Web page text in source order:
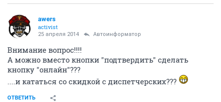
awers
activist
25 апреля 2014 Автоинформатор
Внимание вопрос!!!!
А можно вместо кнопки "подтвердить" сделать
кнопку "онлайн"???
....и кататься со скидкой с диспетчерских???
ОТВЕТИТЬ